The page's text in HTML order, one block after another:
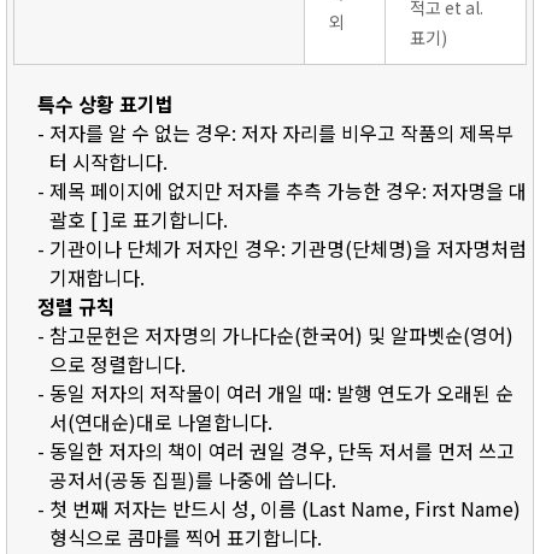
외
적고 et al.
표기)
특수 상황 표기법
- 저자를 알 수 없는 경우: 저자 자리를 비우고 작품의 제목부
터 시작합니다.
- 제목 페이지에 없지만 저자를 추측 가능한 경우: 저자명을 대
괄호 [ ]로 표기합니다.
- 기관이나 단체가 저자인 경우: 기관명(단체명)을 저자명처럼
기재합니다.
정렬 규칙
- 참고문헌은 저자명의 가나다순(한국어) 및 알파벳순(영어)
으로 정렬합니다.
- 동일 저자의 저작물이 여러 개일 때: 발행 연도가 오래된 순
서(연대순)대로 나열합니다.
- 동일한 저자의 책이 여러 권일 경우, 단독 저서를 먼저 쓰고
공저서(공동 집필)를 나중에 씁니다.
- 첫 번째 저자는 반드시 성, 이름 (Last Name, First Name)
형식으로 콤마를 찍어 표기합니다.